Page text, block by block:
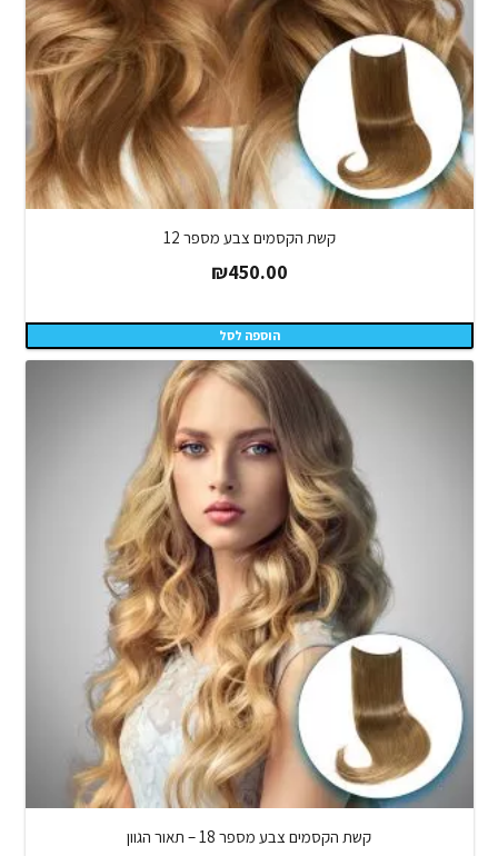
קשת הקסמים צבע מספר 12
₪450.00
הוספה לסל
קשת הקסמים צבע מספר 18 – תאור הגוון